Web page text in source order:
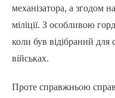
механізатора, а згодом
міліції. З особливою
коли був відібраний
військах.
Проте справжньою